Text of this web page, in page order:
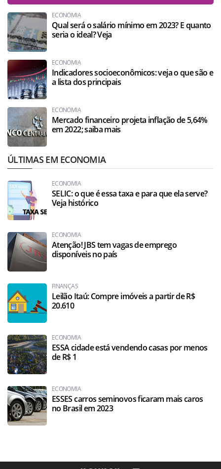
ECONOMIA
Qual será o salário mínimo em 2023? E quanto
seria o ideal? Veja
ECONOMIA
Indicadores socioeconômicos: veja o que são e
a lista dos principais
ECONOMIA
Mercado financeiro projeta inflação de 5,64%
em 2022; saiba mais
ÚLTIMAS EM ECONOMIA
ECONOMIA
SELIC: o que é essa taxa e para que ela serve?
Veja histórico
ECONOMIA
Atenção! JBS tem vagas de emprego
disponíveis no país
FINANÇAS
Leilão Itaú: Compre imóveis a partir de R$
20.610
ECONOMIA
ESSA cidade está vendendo casas por menos
de R$ 1
ECONOMIA
ESSES carros seminovos ficaram mais caros
no Brasil em 2023